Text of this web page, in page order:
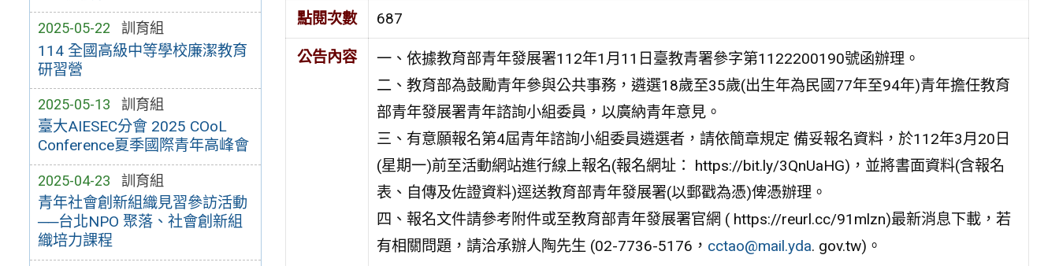
2025-05-22 訓育組
114 全國高級中等學校廉潔教育
研習營
2025-05-13 訓育組
臺大AIESEC分會 2025 COoL
Conference夏季國際青年高峰會
2025-04-23 訓育組
青年社會創新組織見習參訪活動
──台北NPO 聚落、社會創新組
織培力課程
點閱次數 687
公告內容
一、依據教育部青年發展署112年1月11日臺教青署參字第1122200190號函辦理。
二、教育部為鼓勵青年參與公共事務，遴選18歲至35歲(出生年為民國77年至94年)青年擔任教育
部青年發展署青年諮詢小組委員，以廣納青年意見。
三、有意願報名第4屆青年諮詢小組委員遴選者，請依簡章規定 備妥報名資料，於112年3月20日
(星期一)前至活動網站進行線上報名(報名網址： https://bit.ly/3QnUaHG)，並將書面資料(含報名
表、自傳及佐證資料)逕送教育部青年發展署(以郵戳為憑)俾憑辦理。
四、報名文件請參考附件或至教育部青年發展署官網 ( https://reurl.cc/91mlzn)最新消息下載，若
有相關問題，請洽承辦人陶先生 (02-7736-5176， cctao@mail.yda. gov.tw)。